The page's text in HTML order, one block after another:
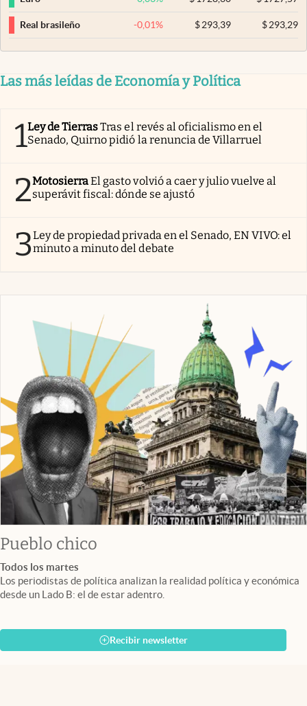
Real brasileño -0,01% $ 293,39 $293,29
Las más leídas de Economía y Política
1Ley de TierrasTras el revés al oficialismo en el
Senado, Quirno pidió la renuncia de Villarruel
2MotosierraEl gasto volvió a caer y julio vuelve al
superávit fiscal: dónde se ajustó
3Ley de propiedad privada en el Senado, EN VIVO: el
minuto a minuto del debate
Pueblo chico
Todos los martes
Los periodistas de política analizan la realidad política y económica
desde un Lado B: el de estar adentro.
Recibir newsletter